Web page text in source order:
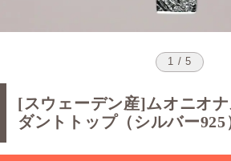
1 / 5
[スウェーデン産]ムオニオ
ダントトップ（シルバー925